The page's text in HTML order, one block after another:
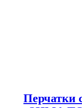
Перчатки